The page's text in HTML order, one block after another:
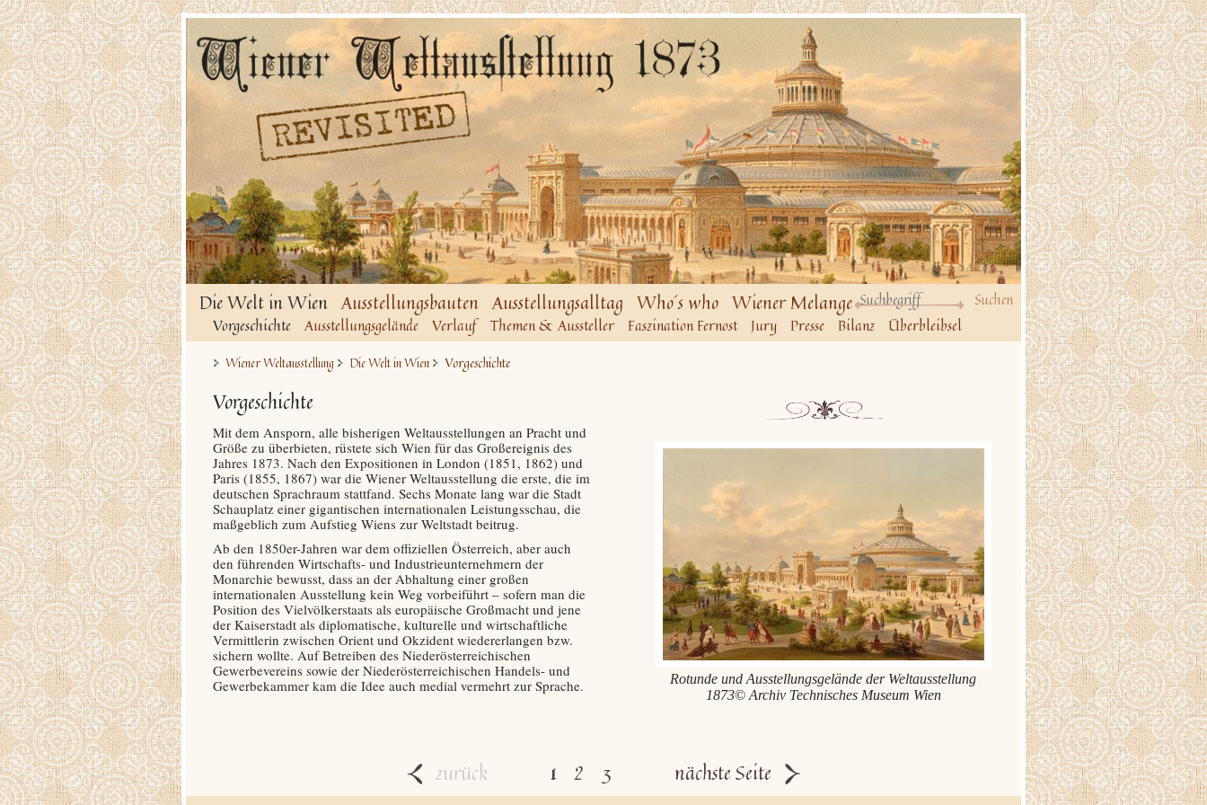
Die Welt in Wien Ausstellungsbauten Ausstellungsalltag Who´s who Wiener Melange
Vorgeschichte Ausstellungsgelände Verlauf Themen & Aussteller Faszination Fernost Jury Presse Bilanz Überbleibsel
Wiener Weltausstellung Die Welt in Wien Vorgeschichte
Vorgeschichte
Mit dem Ansporn, alle bisherigen Weltausstellungen an Pracht und
Größe zu überbieten, rüstete sich Wien für das Großereignis des
Jahres 1873. Nach den Expositionen in London (1851, 1862) und
Paris (1855, 1867) war die Wiener Weltausstellung die erste, die im
deutschen Sprachraum stattfand. Sechs Monate lang war die Stadt
Schauplatz einer gigantischen internationalen Leistungsschau, die
maßgeblich zum Aufstieg Wiens zur Weltstadt beitrug.
Ab den 1850er-Jahren war dem offiziellen Österreich, aber auch
den führenden Wirtschafts- und Industrieunternehmern der
Monarchie bewusst, dass an der Abhaltung einer großen
internationalen Ausstellung kein Weg vorbeiführt – sofern man die
Position des Vielvölkerstaats als europäische Großmacht und jene
der Kaiserstadt als diplomatische, kulturelle und wirtschaftliche
Vermittlerin zwischen Orient und Okzident wiedererlangen bzw.
sichern wollte. Auf Betreiben des Niederösterreichischen
Gewerbevereins sowie der Niederösterreichischen Handels- und
Gewerbekammer kam die Idee auch medial vermehrt zur Sprache.
Rotunde und Ausstellungsgelände der Weltausstellung
1873© Archiv Technisches Museum Wien
zurück 1 2 3 nächste Seite